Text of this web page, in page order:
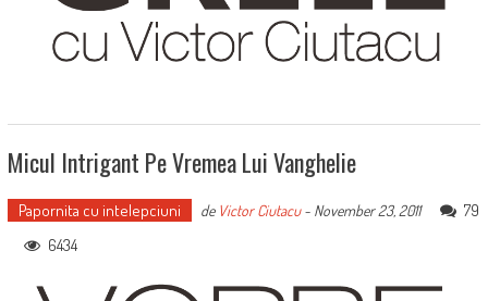
Micul Intrigant Pe Vremea Lui Vanghelie
Papornita cu intelepciuni de Victor Ciutacu- November 23, 2011
79
6434